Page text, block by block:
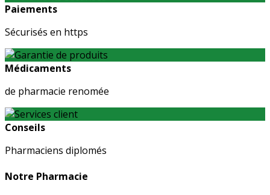
Paiements
Sécurisés en https
Médicaments
de pharmacie renomée
Conseils
Pharmaciens diplomés
Notre Pharmacie